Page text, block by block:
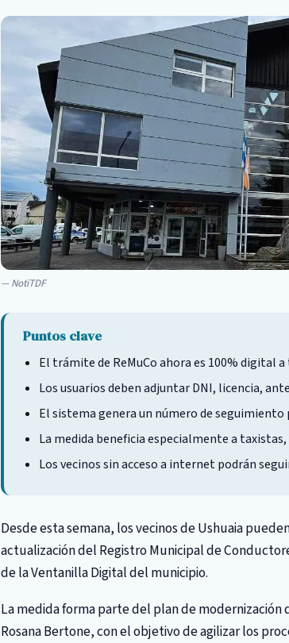
NotiTDF
Puntos clave
El trámite de ReMuCo ahora es 100% digital
Los usuarios deben adjuntar DNI, licencia,
El sistema genera un número de
La medida beneficia especialmente a
Los vecinos sin acceso a internet podrán
Desde esta semana, los vecinos de Ushuaia
actualización del Registro Municipal de
de la Ventanilla Digital del municipio.
La medida forma parte del plan de
Rosana Bertone, con el objetivo de agilizar los